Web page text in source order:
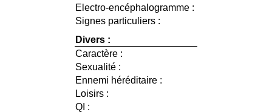
Electro-encéphalogramme :
Signes particuliers :
Divers :
Caractère :
Sexualité :
Ennemi héréditaire :
Loisirs :
QI :